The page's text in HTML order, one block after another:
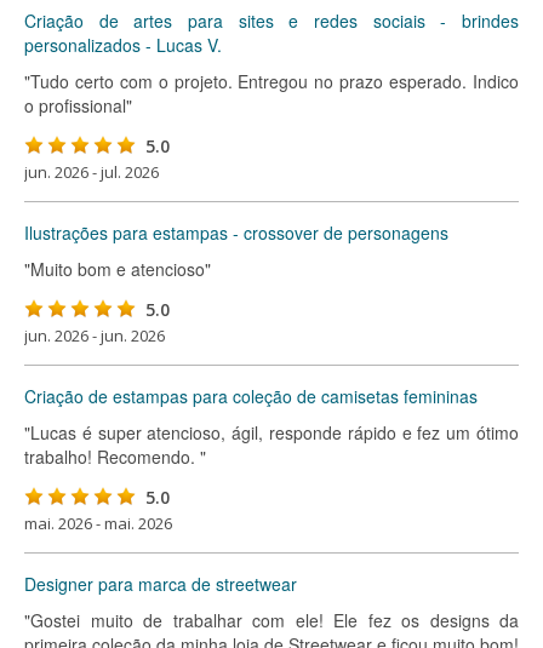
Criação de artes para sites e redes sociais - brindes
personalizados - Lucas V.
"Tudo certo com o projeto. Entregou no prazo esperado. Indico
o profissional"
5.0
jun. 2026 - jul. 2026
Ilustrações para estampas - crossover de personagens
"Muito bom e atencioso"
5.0
jun. 2026 - jun. 2026
Criação de estampas para coleção de camisetas femininas
"Lucas é super atencioso, ágil, responde rápido e fez um ótimo
trabalho! Recomendo. "
5.0
mai. 2026 - mai. 2026
Designer para marca de streetwear
"Gostei muito de trabalhar com ele! Ele fez os designs da